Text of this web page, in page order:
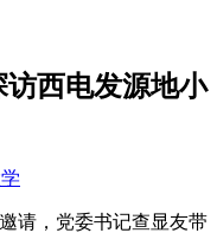
西电发源地小
请，党委书记查显友带